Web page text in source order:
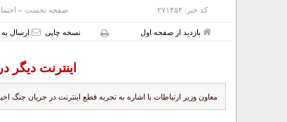
کد خبر: ۲۷۱۴۵۴ صفحه نخست »
بازدید از صفحه اول نسخه چاپی ارسال به
اینترنت
معاون وزیر ارتباطات با اشاره به تجربه قطع اینترنت در جریان جنگ